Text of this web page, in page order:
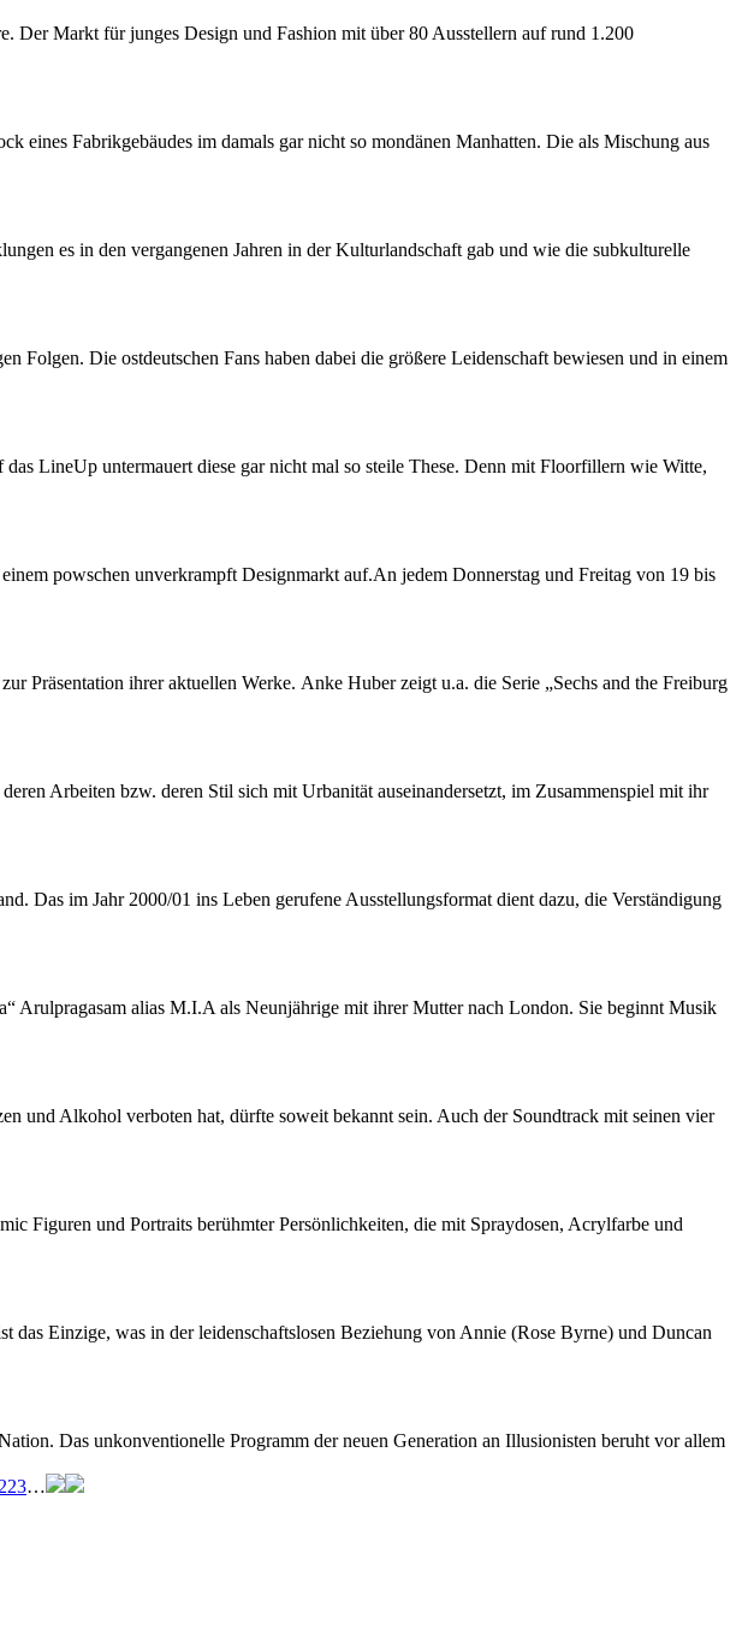
Der Markt für junges Design und Fashion mit über 80 Ausstellern auf rund 1.200
eines Fabrikgebäudes im damals gar nicht so mondänen Manhatten. Die als Mischung aus
es in den vergangenen Jahren in der Kulturlandschaft gab und wie die subkulturelle
Die ostdeutschen Fans haben dabei die größere Leidenschaft bewiesen und in einem
LineUp untermauert diese gar nicht mal so steile These. Denn mit Floorfillern wie Witte,
powschen unverkrampft Designmarkt auf.An jedem Donnerstag und Freitag von 19 bis
Präsentation ihrer aktuellen Werke. Anke Huber zeigt u.a. die Serie „Sechs and the Freiburg
Arbeiten bzw. deren Stil sich mit Urbanität auseinandersetzt, im Zusammenspiel mit ihr
Das im Jahr 2000/01 ins Leben gerufene Ausstellungsformat dient dazu, die Verständigung
Arulpragasam alias M.I.A als Neunjährige mit ihrer Mutter nach London. Sie beginnt Musik
und Alkohol verboten hat, dürfte soweit bekannt sein. Auch der Soundtrack mit seinen vier
Figuren und Portraits berühmter Persönlichkeiten, die mit Spraydosen, Acrylfarbe und
Einzige, was in der leidenschaftslosen Beziehung von Annie (Rose Byrne) und Duncan
Das unkonventionelle Programm der neuen Generation an Illusionisten beruht vor allem
23…